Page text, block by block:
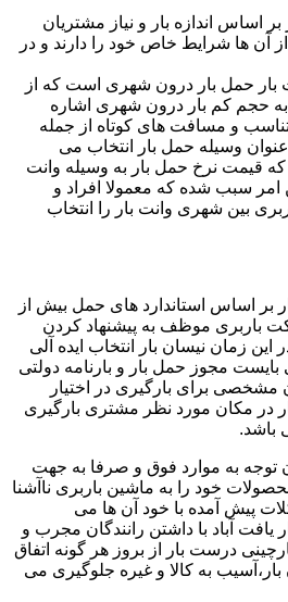
بر اساس اندازه بار و نیاز مشتریان
آن ها شرایط خاص خود را دارند و در
بار حمل بار درون شهری است که از
حجم کم بار درون شهری اشاره
و مسافت های کوتاه از جمله
وسیله حمل بار انتخاب می
که قیمت نرخ حمل بار به وسیله وانت
سبب شده که معمولا افراد و
بین شهری وانت بار را انتخاب
بر اساس استاندارد های حمل بیش از
باربری موظف به پیشنهاد کردن
زمان نیسان بار انتخاب ایده آلی
مجوز حمل بار و بارنامه دولتی
مشخصی برای بارگیری در اختیار
در مکان مورد نظر مشتری بارگیری
باشد.
توجه به موارد فوق و صرفا به جهت
خود را به ماشین باربری ناآشنا
پیش آمده با خود آن ها می
آباد با داشتن رانندگان مجرب و
درست بار از بروز هر گونه اتفاق
به کالا و غیره جلوگیری می